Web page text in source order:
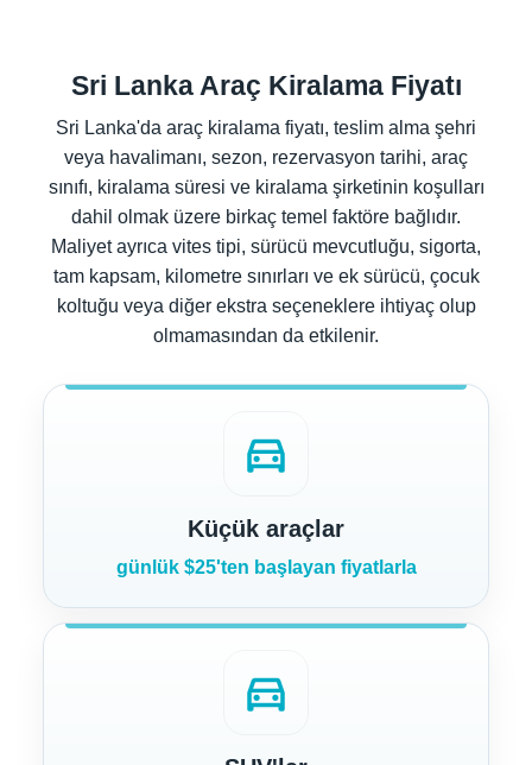
Sri Lanka Araç Kiralama Fiyatı
Sri Lanka'da araç kiralama fiyatı, teslim alma şehri
veya havalimanı, sezon, rezervasyon tarihi, araç
sınıfı, kiralama süresi ve kiralama şirketinin koşulları
dahil olmak üzere birkaç temel faktöre bağlıdır.
Maliyet ayrıca vites tipi, sürücü mevcutluğu, sigorta,
tam kapsam, kilometre sınırları ve ek sürücü, çocuk
koltuğu veya diğer ekstra seçeneklere ihtiyaç olup
olmamasından da etkilenir.
directions_car
Küçük araçlar
günlük $25'ten başlayan fiyatlarla
directions_car